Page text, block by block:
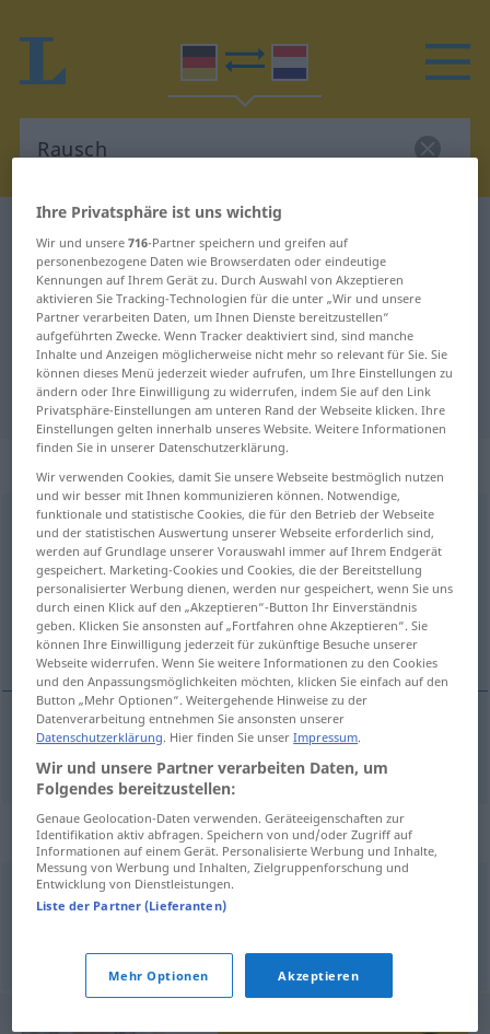
Deutsch-Niederländisch
Übersetzung für "Rausch"
"Rausch" Niederländisch
Übersetzung
„Rausch“ : Maskulinum, männlich
Rauschm < -es;Räusche>
Übersicht aller Übersetzungen
(Für mehr Details die Übersetzung anklicken/antippen)
roes
Synonyme für "Rausch"
Wahn,Ekstase,Taumel,Verzückung
© OpenThesaurus.de
Ihre Privatsphäre ist uns wichtig
Wir und unsere716-Partner speichern und greifen auf
personenbezogene Daten wie Browserdaten oder eindeutige
Kennungen auf Ihrem Gerät zu. Durch Auswahl von Akzeptieren
aktivieren Sie Tracking-Technologien für die unter „Wir und unsere
Partner verarbeiten Daten, um Ihnen Dienste bereitzustellen“
aufgeführten Zwecke. Wenn Tracker deaktiviert sind, sind manche
Inhalte und Anzeigen möglicherweise nicht mehr so relevant für Sie. Sie
können dieses Menü jederzeit wieder aufrufen, um Ihre Einstellungen zu
ändern oder Ihre Einwilligung zu widerrufen, indem Sie auf den Link
Privatsphäre-Einstellungen am unteren Rand der Webseite klicken. Ihre
Einstellungen gelten innerhalb unseres Website. Weitere Informationen
finden Sie in unserer Datenschutzerklärung.
Wir verwenden Cookies, damit Sie unsere Webseite bestmöglich nutzen
und wir besser mit Ihnen kommunizieren können. Notwendige,
funktionale und statistische Cookies, die für den Betrieb der Webseite
und der statistischen Auswertung unserer Webseite erforderlich sind,
werden auf Grundlage unserer Vorauswahl immer auf Ihrem Endgerät
gespeichert. Marketing-Cookies und Cookies, die der Bereitstellung
personalisierter Werbung dienen, werden nur gespeichert, wenn Sie uns
durch einen Klick auf den „Akzeptieren“-Button Ihr Einverständnis
geben. Klicken Sie ansonsten auf „Fortfahren ohne Akzeptieren“. Sie
können Ihre Einwilligung jederzeit für zukünftige Besuche unserer
Webseite widerrufen. Wenn Sie weitere Informationen zu den Cookies
und den Anpassungsmöglichkeiten möchten, klicken Sie einfach auf den
Button „Mehr Optionen“. Weitergehende Hinweise zu der
Datenverarbeitung entnehmen Sie ansonsten unserer
Datenschutzerklärung. Hier finden Sie unserImpressum.
Wir und unsere Partner verarbeiten Daten, um
Folgendes bereitzustellen:
Genaue Geolocation-Daten verwenden. Geräteeigenschaften zur
Identifikation aktiv abfragen. Speichern von und/oder Zugriff auf
Informationen auf einem Gerät. Personalisierte Werbung und Inhalte,
Messung von Werbung und Inhalten, Zielgruppenforschung und
Entwicklung von Dienstleistungen.
Liste der Partner (Lieferanten)
Mehr Optionen Akzeptieren